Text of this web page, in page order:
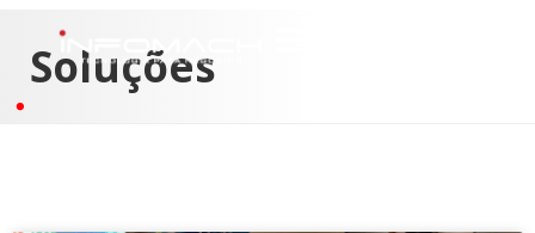
Soluções